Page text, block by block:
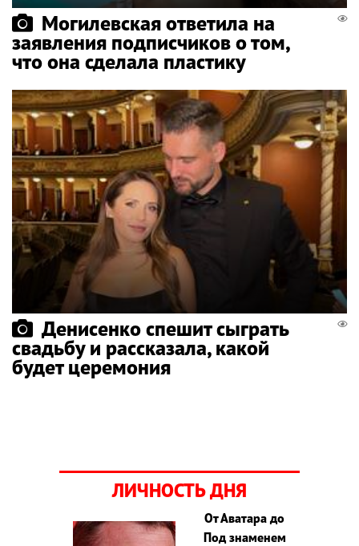
Могилевская ответила на
заявления подписчиков о том,
что она сделала пластику
Денисенко спешит сыграть
свадьбу и рассказала, какой
будет церемония
ЛИЧНОСТЬ ДНЯ
От Аватара до
Под знаменем